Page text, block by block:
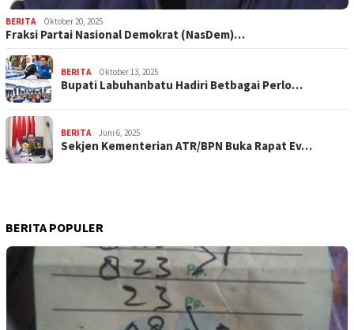
BERITA Oktober 20, 2025
Fraksi Partai Nasional Demokrat (NasDem)…
BERITA Oktober 13, 2025
Bupati Labuhanbatu Hadiri Betbagai Perlo…
BERITA Juni 6, 2025
Sekjen Kementerian ATR/BPN Buka Rapat Ev…
BERITA POPULER